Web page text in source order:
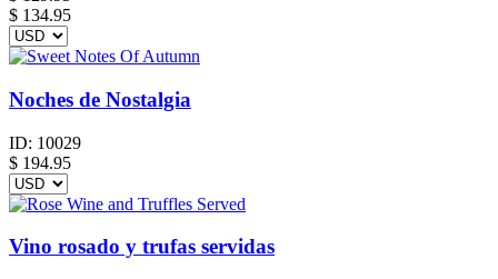
$ 134.95
Noches de Nostalgia
ID: 10029
$ 194.95
Vino rosado y trufas servidas